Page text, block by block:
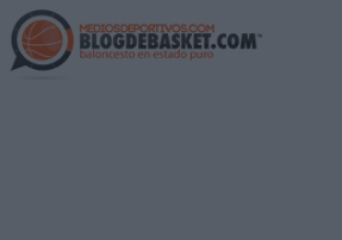
Skip
to
main